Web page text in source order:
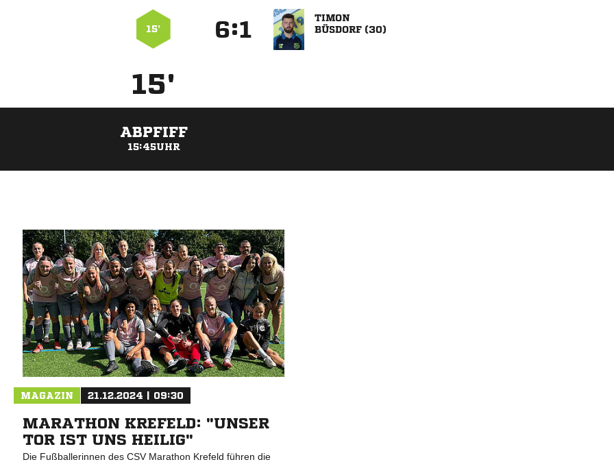
15’ :

 
15'
ABPFIFF
15:45UHR
MAGAZIN 21.12.2024 | 09:30
MARATHON KREFELD: "UNSER
TOR IST UNS HEILIG"
Die Fußballerinnen des CSV Marathon Krefeld führen die